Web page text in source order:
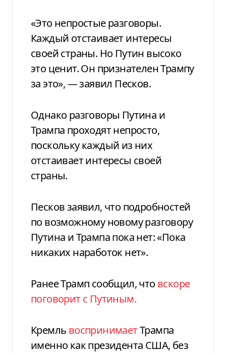
«Это непростые разговоры.
Каждый отстаивает интересы
своей страны. Но Путин высоко
это ценит. Он признателен Трампу
за это», — заявил Песков.
Однако разговоры Путина и
Трампа проходят непросто,
поскольку каждый из них
отстаивает интересы своей
страны.
Песков заявил, что подробностей
по возможному новому разговору
Путина и Трампа пока нет: «Пока
никаких наработок нет».
Ранее Трамп сообщил, что вскоре
поговорит с Путиным.
Кремль воспринимаетТрампа
именно как президента США, без